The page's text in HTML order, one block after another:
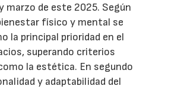
marzo de este 2025. Según
físico y mental se
la principal prioridad en el
superando criterios
la estética. En segundo
y adaptabilidad del